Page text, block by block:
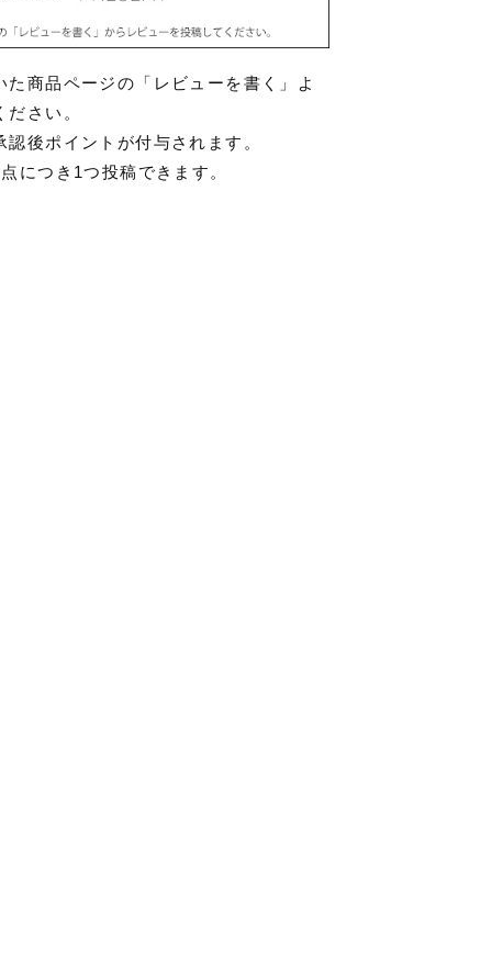
商品ページの「レビューを書く」よ
さい。
後ポイントが付与されます。
につき1つ投稿できます。